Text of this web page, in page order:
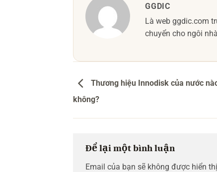
GGDIC
Là web ggdic.com
chuyển cho ngôi
Thương hiệu Innodisk của nước
không?
Để lại một bình luận
Email của bạn sẽ không được hiển